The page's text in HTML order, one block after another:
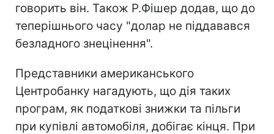
говорить він. Також Р.Фішер додав, що до
теперішнього часу "долар не піддавався
безладного знецінення".
Представники американського
Центробанку нагадують, що дія таких
програм, як податкові знижки та пільги
при купівлі автомобіля, добігає кінця. При